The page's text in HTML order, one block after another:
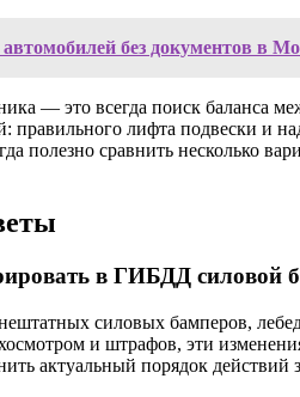
без документов в
— это всегда поиск баланса
лифта подвески и
полезно сравнить несколько
в ГИБДД силовой
силовых бамперов,
и штрафов, эти
актуальный порядок действий